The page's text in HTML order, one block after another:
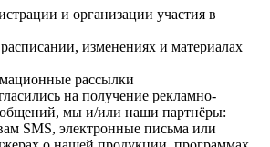
и организации участия в
изменениях и материалах
рассылки
на получение рекламно-
мы и/или наши партнёры:
SMS, электронные письма или